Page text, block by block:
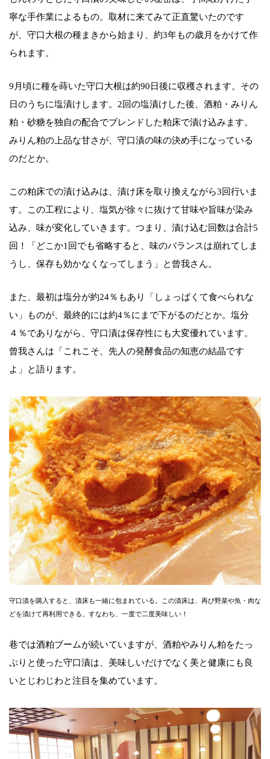
寧な手作業によるもの。取材に来てみて正直驚いたのです
が、守口大根の種まきから始まり、約3年もの歳月をかけて作
られます。
9月頃に種を蒔いた守口大根は約90日後に収穫されます。その
日のうちに塩漬けします。2回の塩漬けした後、酒粕・みりん
粕・砂糖を独自の配合でブレンドした粕床で漬け込みます。
みりん粕の上品な甘さが、守口漬の味の決め手になっている
のだとか。
この粕床での漬け込みは、漬け床を取り換えながら3回行いま
す。この工程により、塩気が徐々に抜けて甘味や旨味が染み
込み、味が変化していきます。つまり、漬け込む回数は合計5
回！「どこか1回でも省略すると、味のバランスは崩れてしま
うし、保存も効かなくなってしまう」と曾我さん。
また、最初は塩分が約24％もあり「しょっぱくて食べられな
い」ものが、最終的には約4％にまで下がるのだとか。塩分
４％でありながら、守口漬は保存性にも大変優れています。
曾我さんは「これこそ、先人の発酵食品の知恵の結晶です
よ」と語ります。
守口漬を購入すると、漬床も一緒に包まれている。この漬床は、再び野菜や魚・肉な
どを漬けて再利用できる。すなわち、一度で二度美味しい！
巷では酒粕ブームが続いていますが、酒粕やみりん粕をたっ
ぷりと使った守口漬は、美味しいだけでなく美と健康にも良
いとじわじわと注目を集めています。